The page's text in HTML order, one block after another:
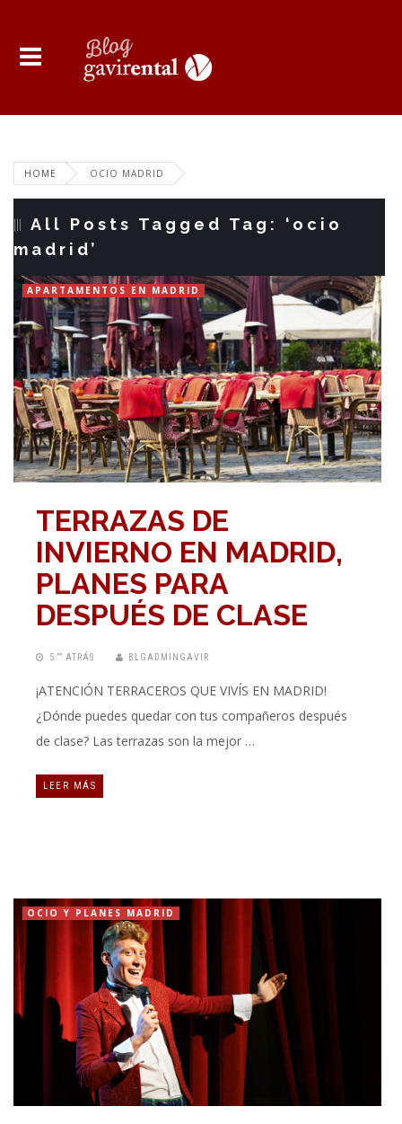
HOME OCIO MADRID
All Posts Tagged Tag: ‘ocio
madrid’
APARTAMENTOS EN MADRID
TERRAZAS DE
INVIERNO EN MADRID,
PLANES PARA
DESPUÉS DE CLASE
5 “” ATRÁS BLGADMINGAVIR
¡ATENCIÓN TERRACEROS QUE VIVÍS EN MADRID!
¿Dónde puedes quedar con tus compañeros después
de clase? Las terrazas son la mejor …
LEER MÁS
OCIO Y PLANES MADRID